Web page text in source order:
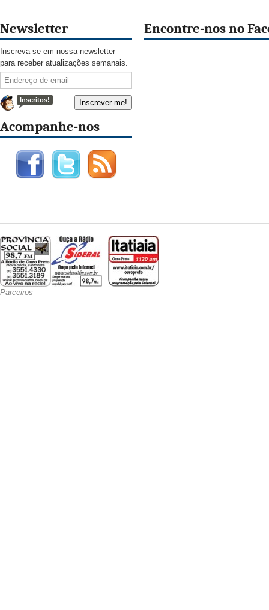
Newsletter
Inscreva-se em nossa newsletter
para receber atualizações semanais.
Inscritos!
Acompanhe-nos
Encontre-nos no
Parceiros